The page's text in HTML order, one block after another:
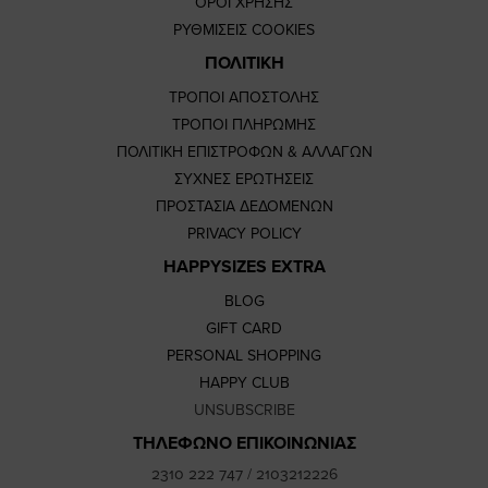
ΡΥΘΜΙΣΕΙΣ COOKIES
ΠΟΛΙΤΙΚΗ
ΤΡΟΠΟΙ ΑΠΟΣΤΟΛΗΣ
ΤΡΟΠΟΙ ΠΛΗΡΩΜΗΣ
ΠΟΛΙΤΙΚΗ ΕΠΙΣΤΡΟΦΩΝ & ΑΛΛΑΓΩΝ
ΣΥΧΝΕΣ ΕΡΩΤΗΣΕΙΣ
ΠΡΟΣΤΑΣΙΑ ΔΕΔΟΜΕΝΩΝ
PRIVACY POLICY
HAPPYSIZES EXTRA
BLOG
GIFT CARD
PERSONAL SHOPPING
HAPPY CLUB
UNSUBSCRIBE
ΤΗΛΕΦΩΝΟ ΕΠΙΚΟΙΝΩΝΙΑΣ
2310 222 747/ 2103212226